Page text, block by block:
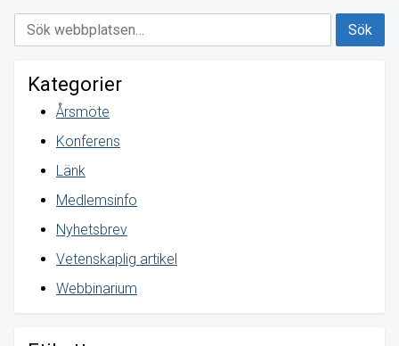
Kategorier
Årsmöte
Konferens
Länk
Medlemsinfo
Nyhetsbrev
Vetenskaplig artikel
Webbinarium